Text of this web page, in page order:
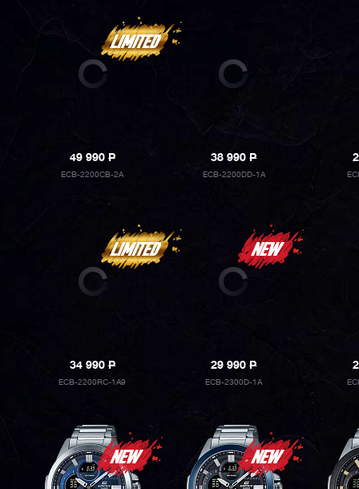
49 990P
ECB-2200CB-2A
38 990P
ECB-2200DD-1A
34 990P
ECB-2200RC-1A9
29 990P
ECB-2300D-1A